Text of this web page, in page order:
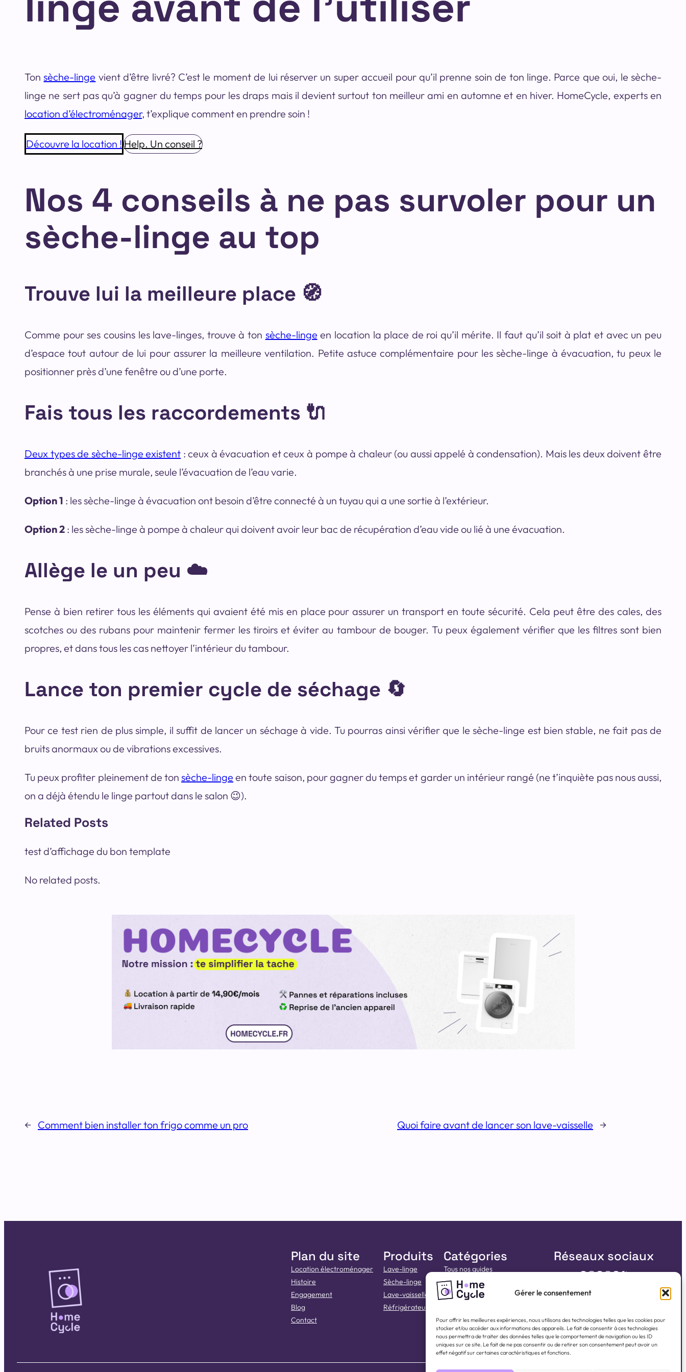
Gérer le consentement
Pour offrir les meilleures expériences, nous utilisons des technologies telles que les cookies pour
stocker et/ou accéder aux informations des appareils. Le fait de consentir à ces technologies
nous permettra de traiter des données telles que le comportement de navigation ou les ID
uniques sur ce site. Le fait de ne pas consentir ou de retirer son consentement peut avoir un
effet négatif sur certaines caractéristiques et fonctions.
Tonsèche-linge vient d’être livré? C’est le moment de lui réserver un super accueil pour qu’il prenne soin de ton linge. Parce que oui, le sèche-
linge ne sert pas qu’à gagner du temps pour les draps mais il devient surtout ton meilleur ami en automne et en hiver. HomeCycle, experts en
location d’électroménager, t’explique comment en prendre soin !
Découvre la location ! Help. Un conseil ?
Nos 4 conseils à ne pas survoler pour un
sèche-linge au top
Trouve lui la meilleure place 🧭
Comme pour ses cousins les lave-linges, trouve à ton sèche-linge en location la place de roi qu’il mérite. Il faut qu’il soit à plat et avec un peu
d’espace tout autour de lui pour assurer la meilleure ventilation. Petite astuce complémentaire pour les sèche-linge à évacuation, tu peux le
positionner près d’une fenêtre ou d’une porte.
Fais tous les raccordements 🔌
Deux types de sèche-linge existent : ceux à évacuation et ceux à pompe à chaleur (ou aussi appelé à condensation). Mais les deux doivent être
branchés à une prise murale, seule l’évacuation de l’eau varie.
Option 1 : les sèche-linge à évacuation ont besoin d’être connecté à un tuyau qui a une sortie à l’extérieur.
Option 2 : les sèche-linge à pompe à chaleur qui doivent avoir leur bac de récupération d’eau vide ou lié à une évacuation.
Allège le un peu ☁️
Pense à bien retirer tous les éléments qui avaient été mis en place pour assurer un transport en toute sécurité. Cela peut être des cales, des
scotches ou des rubans pour maintenir fermer les tiroirs et éviter au tambour de bouger. Tu peux également vérifier que les filtres sont bien
propres, et dans tous les cas nettoyer l’intérieur du tambour.
Lance ton premier cycle de séchage 🔄
Pour ce test rien de plus simple, il suffit de lancer un séchage à vide. Tu pourras ainsi vérifier que le sèche-linge est bien stable, ne fait pas de
bruits anormaux ou de vibrations excessives.
Tu peux profiter pleinement de tonsèche-linge en toute saison, pour gagner du temps et garder un intérieur rangé (ne t’inquiète pas nous aussi,
on a déjà étendu le linge partout dans le salon 😉).
Related Posts
test d’affichage du bon template
No related posts.
← Comment bien installer ton frigo comme un pro Quoi faire avant de lancer son lave-vaisselle →
Plan du site
Location électroménager
Histoire
Engagement
Blog
Contact
Produits
Lave-linge
Sèche-linge
Lave-vaisselle
Réfrigérateur
Catégories
Tous nos guides
Guide tests et avis produits
Guide location électroménager
Guide test et avis produits
Guide Bob Lave Vaisselle
Guide panne lave-linge
Réseaux sociaux
LinkedIn WhatsApp InstagramFacebook YouTube TikTok
Nous rejoindre